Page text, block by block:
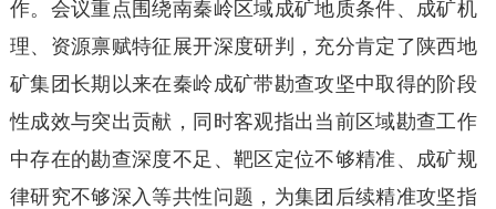
作。会议重点围绕南秦岭区域成矿地质条件、成矿机
理、资源禀赋特征展开深度研判，充分肯定了陕西地
矿集团长期以来在秦岭成矿带勘查攻坚中取得的阶段
性成效与突出贡献，同时客观指出当前区域勘查工作
中存在的勘查深度不足、靶区定位不够精准、成矿规
律研究不够深入等共性问题，为集团后续精准攻坚指